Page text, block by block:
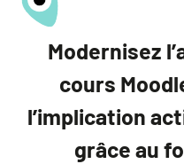
Modernisez
cours
l’implication
grâce au